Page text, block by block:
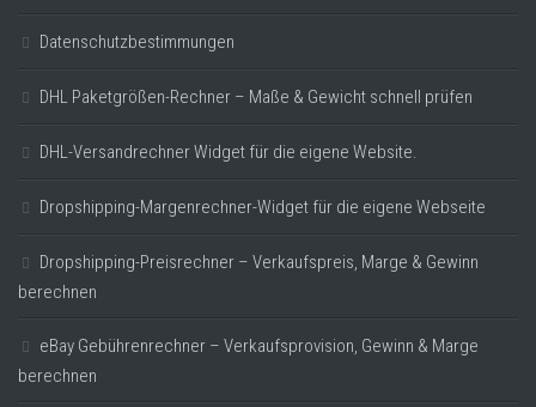
Datenschutzbestimmungen
DHL Paketgrößen-Rechner – Maße & Gewicht schnell prüfen
DHL-Versandrechner Widget für die eigene Website.
Dropshipping-Margenrechner-Widget für die eigene Webseite
Dropshipping-Preisrechner – Verkaufspreis, Marge & Gewinn
berechnen
eBay Gebührenrechner – Verkaufsprovision, Gewinn & Marge
berechnen